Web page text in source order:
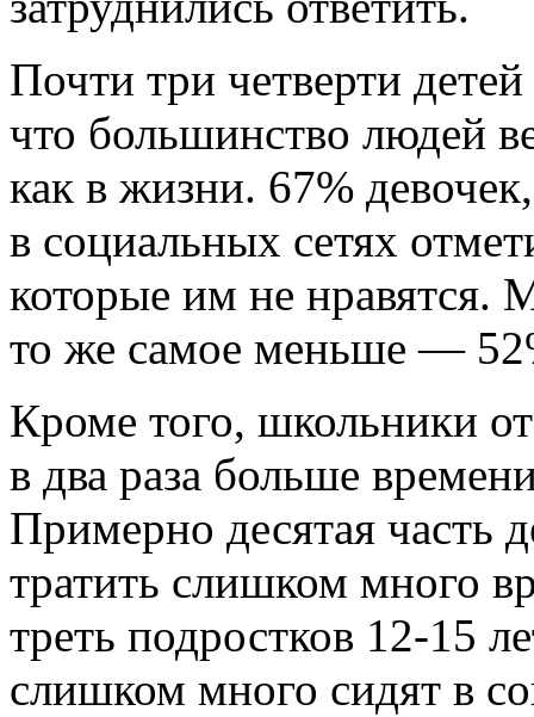
Почти три четверти
что большинство людей
как в жизни. 67%
в социальных сетях
которые им не нравятся.
то же самое меньше —
Кроме того, школьники
в два раза больше
Примерно десятая часть
тратить слишком много
треть подростков 12-15
слишком много сидят в